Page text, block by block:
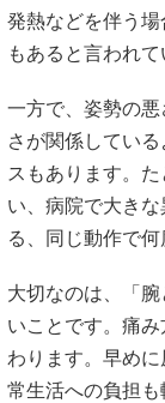
発熱などを伴う
もあると言われて
一方で、姿勢の悪
さが関係してい
スもあります。
い、病院で大き
る、同じ動作で
大切なのは、「
いことです。痛
わります。早め
常生活への負担も